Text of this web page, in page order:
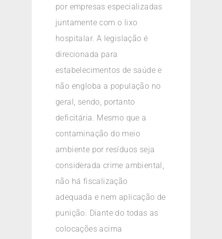
por empresas especializadas
juntamente com o lixo
hospitalar. A legislação é
direcionada para
estabelecimentos de saúde e
não engloba a população no
geral, sendo, portanto
deficitária. Mesmo que a
contaminação do meio
ambiente por resíduos seja
considerada crime ambiental,
não há fiscalização
adequada e nem aplicação de
punição. Diante do todas as
colocações acima